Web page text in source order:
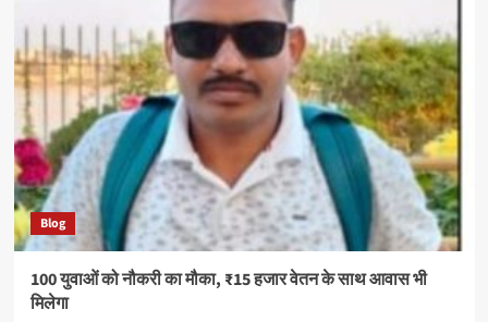
Blog
100 युवाओं को नौकरी का मौका, ₹15 हजार वेतन के साथ आवास भी
मिलेगा